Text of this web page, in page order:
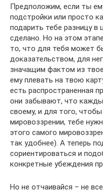
Предположим, если ты
подстройки или просто
подарить тебе разницу в
сделано. Но на этом
то, что для тебя может
доказательством, для
значащим фактом из
ему плевать на твою
есть распространенная
они забывают, что
своему, и для того,
мировоззрении, тебе
этого самого
так удобнее). А теперь
сориентироваться и
конкретные убеждения
Но не отчаивайся – не